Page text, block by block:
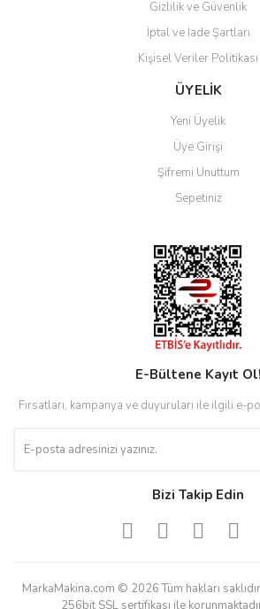
Gönder
Gizlilik ve Güvenlik
İptal ve İade Şartları
Kişisel Veriler Politikası
ÜYELİK
Yeni Üyelik
Üye Girişi
Şifremi Unuttum
Sepetiniz
E-Bültene Kayıt Ol!
Fırsatları, kampanya ve duyuruları ile ilgili e-
Bizi Takip Edin
MarkaMakina.com © 2026 Tüm hakları
256bit SSL sertifikası ile